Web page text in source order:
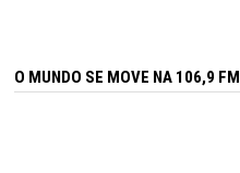
O MUNDO SE MOVE NA 106,9 FM